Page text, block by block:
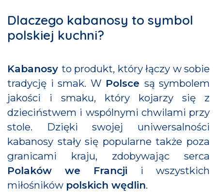
Dlaczego kabanosy to symbol
polskiej kuchni?
Kabanosy to produkt, który łączy w sobie
tradycję i smak. W Polsce są symbolem
jakości i smaku, który kojarzy się z
dzieciństwem i wspólnymi chwilami przy
stole. Dzięki swojej uniwersalności
kabanosy stały się popularne także poza
granicami kraju, zdobywając serca
Polaków we Francji i wszystkich
miłośników polskich wędlin.